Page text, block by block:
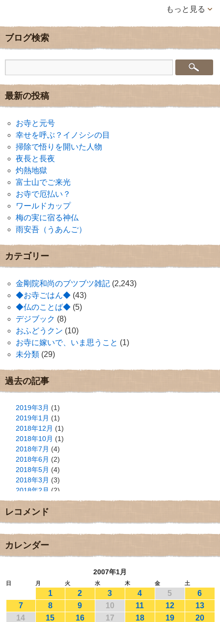
もっと見る
ブログ検索
最新の投稿
お寺と元号
幸せを呼ぶ？イノシシの目
掃除で悟りを開いた人物
夜長と長夜
灼熱地獄
富士山でご来光
お寺で厄払い？
ワールドカップ
梅の実に宿る神仏
雨安吾（うあんご）
カテゴリー
金剛院和尚のブツブツ雑記 (2,243)
◆お寺ごはん◆ (43)
◆仏のことば◆ (5)
デジブック (8)
おふどうクン (10)
お寺に嫁いで、いま思うこと (1)
未分類 (29)
過去の記事
2019年3月 (1)
2019年1月 (1)
2018年12月 (1)
2018年10月 (1)
2018年7月 (4)
2018年6月 (2)
2018年5月 (4)
2018年3月 (3)
2018年2月 (2)
2018年1月(2)
2017年12月
2017年11月(3)
2017年9月
2017年8月
2017年5月
2017年4月(2)
2017年3月(1)
2017年2月(1)
レコメンド
カレンダー
2007年1月
日 月 火 水 木 金 土
1 2 3 4 5
6
7
8 9 10 11 12
13
14
15 16 17 18 19 20